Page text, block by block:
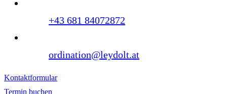
+43 681 84072872
ordination@leydolt.at
Kontaktformular
Termin buchen